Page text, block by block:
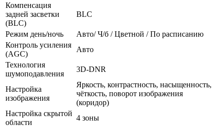
Компенсация
задней засветки
(BLC)
BLC
Режим день/ночь
Авто/ Ч/б / Цветной / По расписанию
Контроль усиления
(AGC)
Авто
Технология
шумоподавления
3D-DNR
Настройка
изображения
Яркость, контрастность, насыщенность,
чёткость, поворот изображения
(коридор)
Настройка скрытой
области
4 зоны